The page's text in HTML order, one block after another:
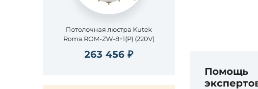
Потолочная люстра Kutek
Roma ROM-ZW-8+1(P) (220V)
263 456 ₽
Помощь